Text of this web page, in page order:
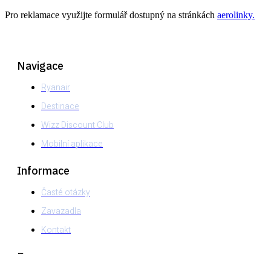
Pro reklamace využijte formulář dostupný na stránkách aerolinky.
Navigace
Ryanair
Destinace
Wizz Discount Club
Mobilní aplikace
Informace
Časté otázky
Zavazadla
Kontakt